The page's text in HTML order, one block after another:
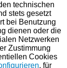
technischen
stets gesetzt
bei Benutzung
dienen oder die
Netzwerken
Zustimmung
Cookies
, für